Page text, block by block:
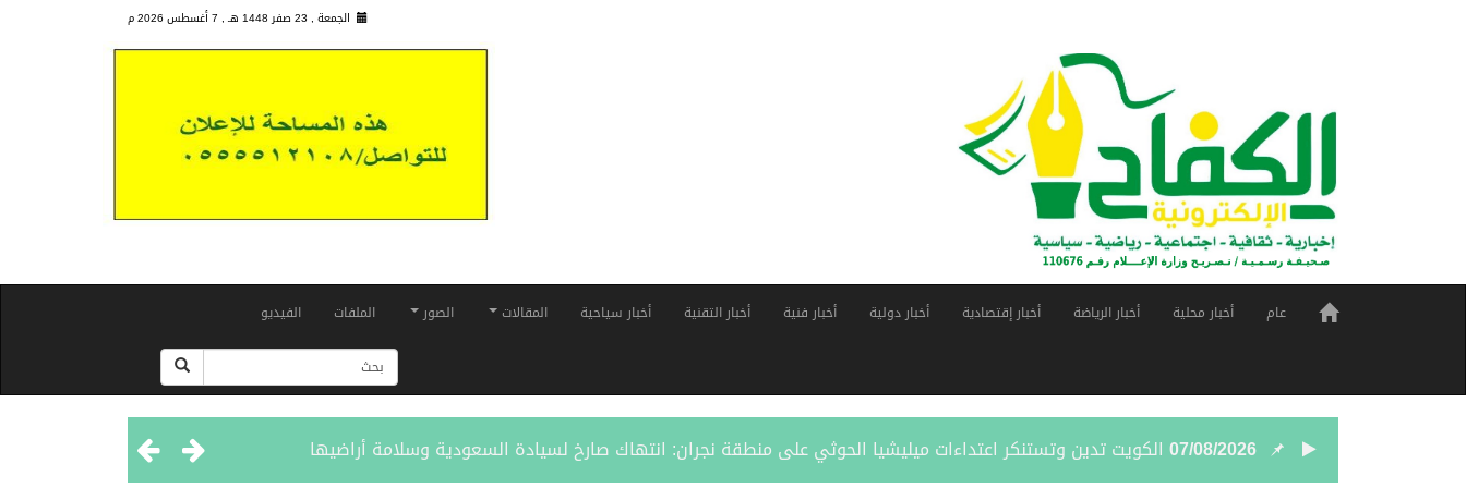
الجمعة , 23 صفر 1448 هـ , 7 أغسطس 2026 م
عام أخبار محلية أخبار الرياضة أخبار إقتصادية أخبار دولية أخبار فنية أخبار التقنية أخبار سياحية المقالات الصور الملفات الفيديو
07/08/2026 الكويت تدين وتستنكر اعتداءات ميليشيا الحوثي على منطقة نجران: انتهاك صارخ لسيادة السعودية وسلامة أراضيها